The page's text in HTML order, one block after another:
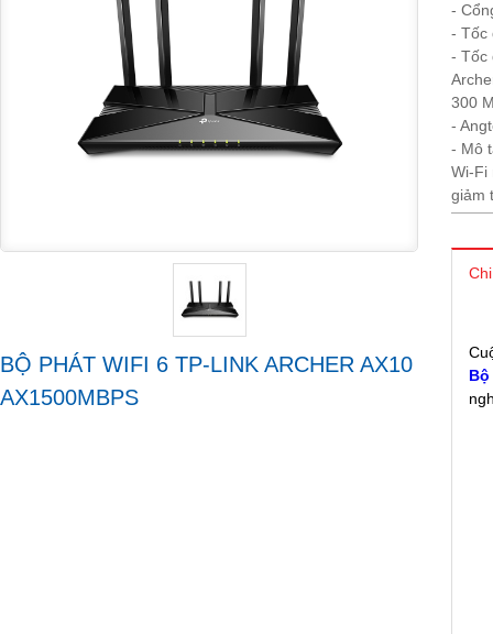
BỘ PHÁT WIFI 6 TP-LINK ARCHER AX10
AX1500MBPS
-
- Tốc
- Tốc
300
-
- Mô
Wi-Fi
giảm